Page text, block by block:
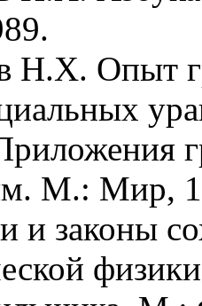
Н.Х. Опыт
М.: Мир,
и законы